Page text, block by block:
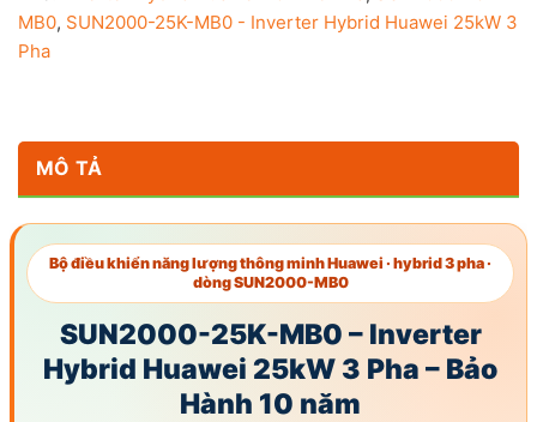
MB0, SUN2000-25K-MB0 - Inverter Hybrid Huawei 25kW 3
Pha
MÔ TẢ
Bộ điều khiển năng lượng thông minh Huawei · hybrid 3 pha ·
dòng SUN2000-MB0
SUN2000-25K-MB0 – Inverter
Hybrid Huawei 25kW 3 Pha – Bảo
Hành 10 năm